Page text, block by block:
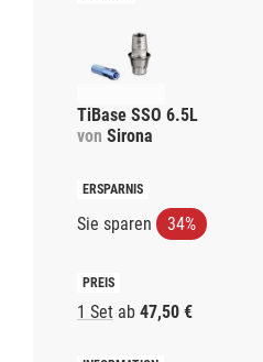
TiBase SSO 6.5L
von Sirona
Sie sparen 34%
1 Set ab 47,50 €